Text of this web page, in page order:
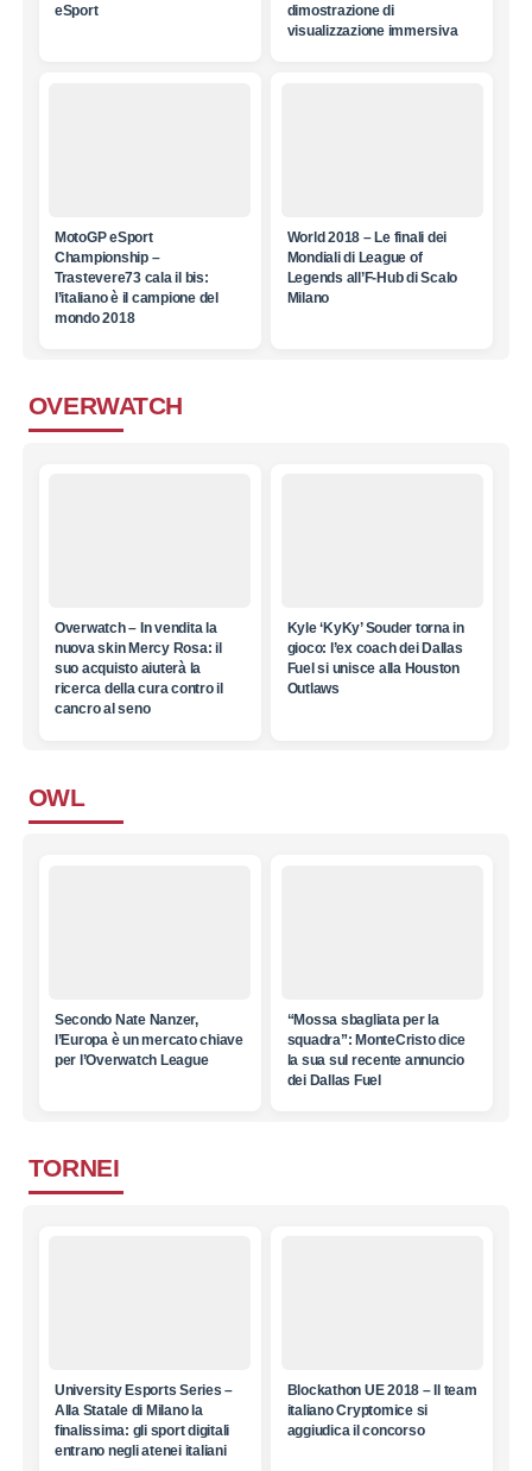
eSport
dimostrazione di
visualizzazione immersiva
MotoGP eSport
Championship –
Trastevere73 cala il bis:
l’italiano è il campione del
mondo 2018
World 2018 – Le finali dei
Mondiali di League of
Legends all’F-Hub di Scalo
Milano
OVERWATCH
Overwatch – In vendita la
nuova skin Mercy Rosa: il
suo acquisto aiuterà la
ricerca della cura contro il
cancro al seno
Kyle ‘KyKy’ Souder torna in
gioco: l’ex coach dei Dallas
Fuel si unisce alla Houston
Outlaws
OWL
Secondo Nate Nanzer,
l’Europa è un mercato chiave
per l’Overwatch League
“Mossa sbagliata per la
squadra”: MonteCristo dice
la sua sul recente annuncio
dei Dallas Fuel
TORNEI
University Esports Series –
Alla Statale di Milano la
finalissima: gli sport digitali
entrano negli atenei italiani
Blockathon UE 2018 – Il team
italiano Cryptomice si
aggiudica il concorso